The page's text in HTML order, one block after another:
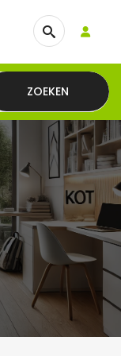
ZOEKEN